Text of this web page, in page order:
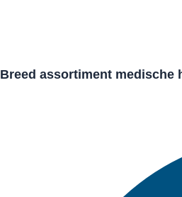
Breed assortiment medische